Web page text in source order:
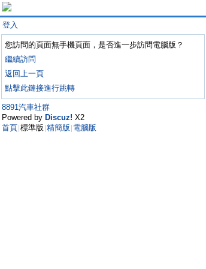
登入
您訪問的頁面無手機頁面，是否進一步訪問電腦版？
繼續訪問
返回上一頁
點擊此鏈接進行跳轉
8891汽車社群
Powered by Discuz! X2
首頁 標準版 精簡版 電腦版